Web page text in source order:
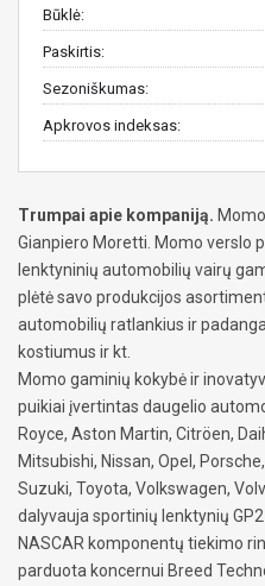
Būklė:
Paskirtis:
Sezoniškumas:
Apkrovos indeksas:
Trumpai apie kompaniją.
Gianpiero Moretti. Momo verslo
lenktyninių automobilių vairų
plėtė savo produkcijos
automobilių ratlankius ir
kostiumus ir kt.
Momo gaminių kokybė ir
puikiai įvertintas daugelio
Royce, Aston Martin, Citröen,
Mitsubishi, Nissan, Opel,
Suzuki, Toyota, Volkswagen,
dalyvauja sportinių lenktynių
NASCAR komponentų tiekimo
parduota koncernui Breed